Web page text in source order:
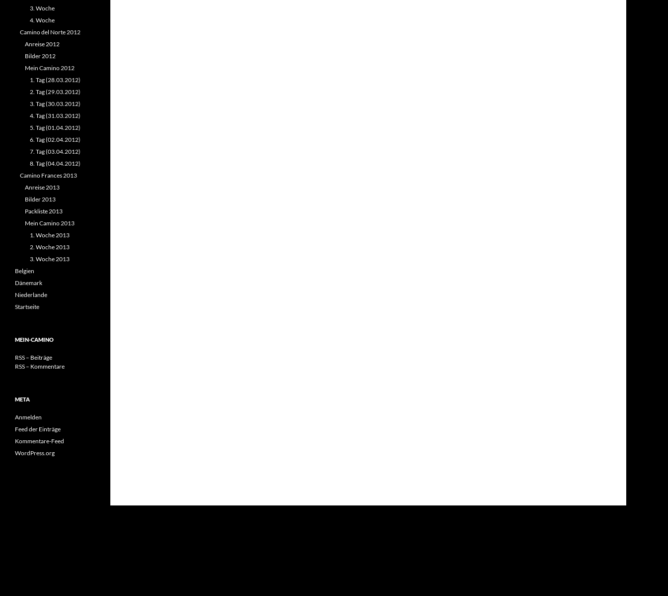
3. Woche
4. Woche
Camino del Norte 2012
Anreise 2012
Bilder 2012
Mein Camino 2012
1. Tag (28.03.2012)
2. Tag (29.03.2012)
3. Tag (30.03.2012)
4. Tag (31.03.2012)
5. Tag (01.04.2012)
6. Tag (02.04.2012)
7. Tag (03.04.2012)
8. Tag (04.04.2012)
Camino Frances 2013
Anreise 2013
Bilder 2013
Packliste 2013
Mein Camino 2013
1. Woche 2013
2. Woche 2013
3. Woche 2013
Belgien
Dänemark
Niederlande
Startseite
MEIN-CAMINO
RSS – Beiträge
RSS – Kommentare
META
Anmelden
Feed der Einträge
Kommentare-Feed
WordPress.org